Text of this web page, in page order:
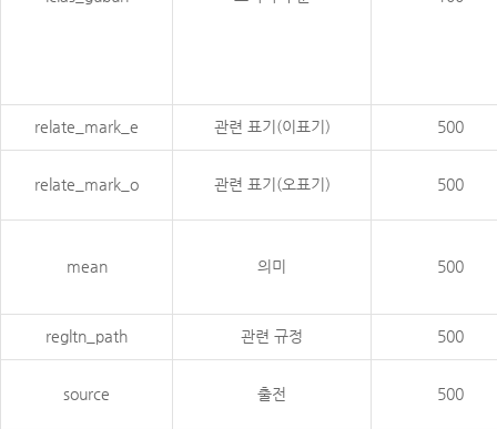
relate_mark_e 관련 표기(이표기) 500
relate_mark_o 관련 표기(오표기) 500
mean 의미 500
regltn_path 관련 규정 500
source 출전 500